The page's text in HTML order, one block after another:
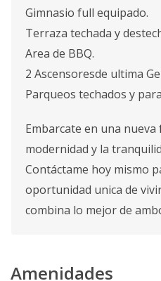
Gimnasio full equipado.
Terraza techada y
Area de BBQ.
2 Ascensoresde ultima
Parqueos techados y
Embarcate en una
modernidad y la
Contáctame hoy mismo
oportunidad unica de
combina lo mejor de
Amenidades